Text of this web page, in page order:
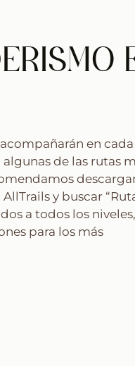
en cada
de las rutas
y buscar
a todos los niveles,
para los más